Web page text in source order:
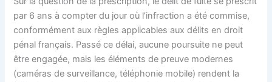
par 6 ans à compter du jour où l’infraction a été commise,
conformément aux règles applicables aux délits en droit
pénal français. Passé ce délai, aucune poursuite ne peut
être engagée, mais les éléments de preuve modernes
(caméras de surveillance, téléphonie mobile) rendent la